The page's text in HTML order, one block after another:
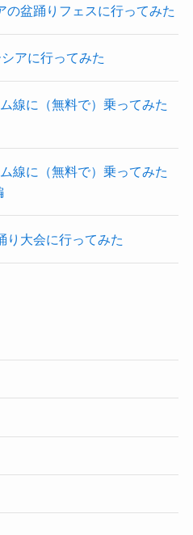
の盆踊りフェスに行ってみた
アに行ってみた
線に（無料で）乗ってみた
線に（無料で）乗ってみた
り大会に行ってみた